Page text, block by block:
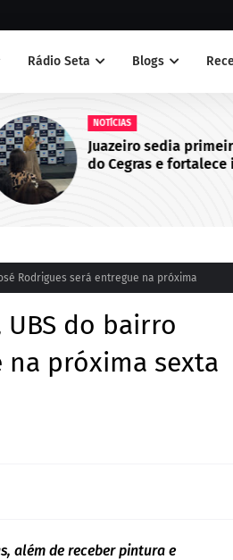
Rádio Seta Blogs
NOTÍCIAS
Juazeiro sedia primeiro encontro
do Cegras e fortalece integração
da saúde na Macrorregião Norte
da Bahia
Rodrigues será entregue na próxima
do bairro
na próxima sexta
além de receber pintura e